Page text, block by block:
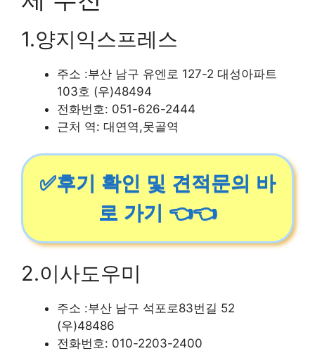
1.양지익스프레스
주소 :부산 남구 유엔로 127-2 대성아파트
103호 (우)48494
전화번호: 051-626-2444
근처 역: 대연역,못골역
✅후기 확인 및 견적문의 바
로 가기 👈👈
2.이사도우미
주소 :부산 남구 석포로83번길 52
(우)48486
전화번호: 010-2203-2400